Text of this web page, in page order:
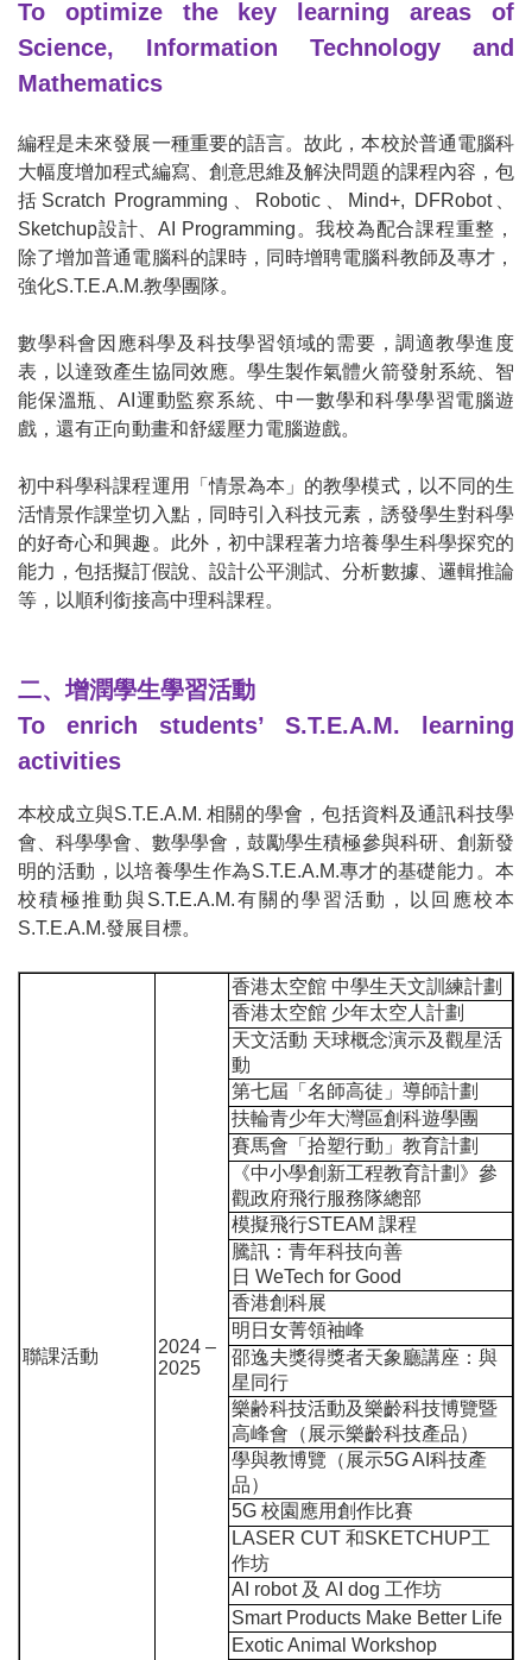
To optimize the key learning areas of
Science, Information Technology and
Mathematics
編程是未來發展一種重要的語言。故此，本校於普通電腦科
大幅度增加程式編寫、創意思維及解決問題的課程內容，包
括 Scratch Programming Robotic Mind+, DFRobot、
Sketchup設計、 AI Programming 。我校為配合課程重整，
除了增加普通電腦科的課時，同時增聘電腦科教師及專才，
強化S.T.E.A.M.教學團隊。
數學科會因應科學及科技學習領域的需要，調適教學進度
表，以達致產生協同效應。學生製作氣體火箭發射系統、智
能保溫瓶、 AI 運動監察系統、中一數學和科學學習電腦遊
戲，還有正向動畫和舒緩壓力電腦遊戲。
初中科學科課程運用「情景為本」的教學模式，以不同的生
活情景作課堂切入點，同時引入科技元素，誘發學生對科學
的好奇心和興趣。此外，初中課程著力培養學生科學探究的
能力，包括擬訂假說、設計公平測試、分析數據、邏輯推論
等，以順利銜接高中理科課程。
二、增潤學生學習活動
To enrich students’ S.T.E.A.M. learning
activities
本校成立與S.T.E.A.M.相關的學會 ，包括資料及通訊科技學
會 、科學學會 數學學會 ，鼓勵學生積極參與科研、 創新發
明的活動 ， 以培養學生作為S.T.E.A.M.專才的基礎能力 。本
校積極推動與S.T.E.A.M.有關的學習活動，以回應校本
S.T.E.A.M.發展目標。
聯課活動 2024 –
2025
香港太空館 中學生天文訓練計劃
香港太空館 少年太空人計劃
天文活動 天球概念演示及觀星活
動
第七屆「名師高徒」導師計劃
扶輪青少年大灣區創科遊學團
賽馬會「拾塑行動」教育計劃
《中小學創新工程教育計劃》參
觀政府飛行服務隊總部
模擬飛行STEAM 課程
騰訊：青年科技向善
日 WeTech for Good
香港創科展
明日女菁領袖峰
邵逸夫獎得獎者天象廳講座：與
星同行
樂齢科技活動及樂齡科技博覽暨
高峰會（展示樂齡科技產品）
學與教博覽（展示5G AI 科技產
品）
5G 校園應用創作比賽
LASER CUT 和SKETCHUP工
作坊
AI robot 及 AI dog 工作坊
Smart Products Make Better Life
Exotic Animal Workshop